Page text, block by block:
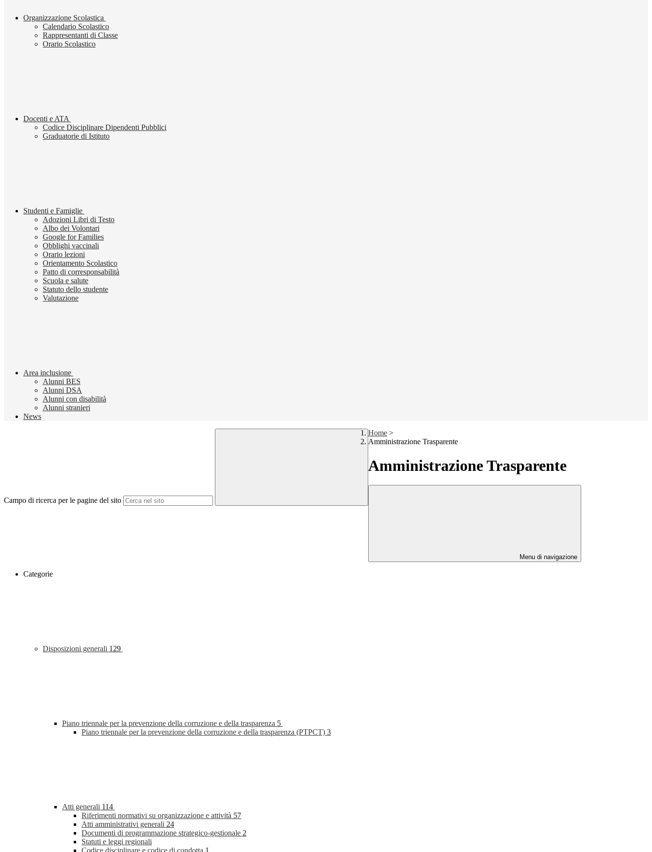
Organizzazione Scolastica
Calendario Scolastico
Rappresentanti di Classe
Orario Scolastico
Docenti e ATA
Codice Disciplinare Dipendenti Pubblici
Graduatorie di Istituto
Studenti e Famiglie
Adozioni Libri di Testo
Albo dei Volontari
Google for Families
Obblighi vaccinali
Orario lezioni
Orientamento Scolastico
Patto di corresponsabilità
Scuola e salute
Statuto dello studente
Valutazione
Area inclusione
Alunni BES
Alunni DSA
Alunni con disabilità
Alunni stranieri
News
Campo di ricerca per le pagine del sito
Home >
Amministrazione Trasparente
Amministrazione Trasparente
Menu di navigazione
Categorie
Disposizioni generali 129
Piano triennale per la prevenzione della corruzione e della trasparenza 5
Piano triennale per la prevenzione della corruzione e della trasparenza (PTPCT) 3
Atti generali 114
Riferimenti normativi su organizzazione e attività 57
Atti amministrativi generali 24
Documenti di programmazione strategico-gestionale 2
Statuti e leggi regionali